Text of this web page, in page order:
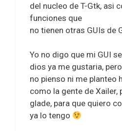
del nucleo de T-Gtk, asi
funciones que
no tienen otras GUIs de
Yo no digo que mi GUI
dios ya me gustaria,
no pienso ni me planteo
como la gente de Xailer,
glade, para que quiero
ya lo tengo